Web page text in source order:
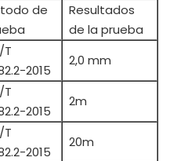
de
Resultados
de la prueba
T
2015
2,0 mm
T
2015
2m
T
2015
20m